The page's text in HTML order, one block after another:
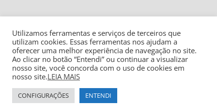
Utilizamos ferramentas e serviços de terceiros que
utilizam cookies. Essas ferramentas nos ajudam a
oferecer uma melhor experiência de navegação no site.
Ao clicar no botão “Entendi” ou continuar a visualizar
nosso site, você concorda com o uso de cookies em
nosso site.LEIA MAIS
CONFIGURAÇÕES ENTENDI